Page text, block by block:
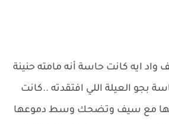
ايه كانت حاسة أنه مامته حنينة
بجو العيلة اللي افتقدته ..كانت
مع سيف وتضحك وسط دموعها